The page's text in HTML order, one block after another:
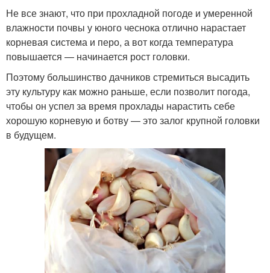
Не все знают, что при прохладной погоде и умеренной
влажности почвы у юного чеснока отлично нарастает
корневая система и перо, а вот когда температура
повышается — начинается рост головки.
Поэтому большинство дачников стремиться высадить
эту культуру как можно раньше, если позволит погода,
чтобы он успел за время прохлады нарастить себе
хорошую корневую и ботву — это залог крупной головки
в будущем.